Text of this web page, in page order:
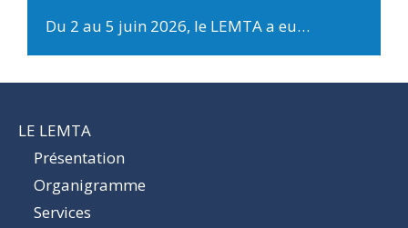
Du 2 au 5 juin 2026, le LEMTA a eu…
LE LEMTA
Présentation
Organigramme
Services